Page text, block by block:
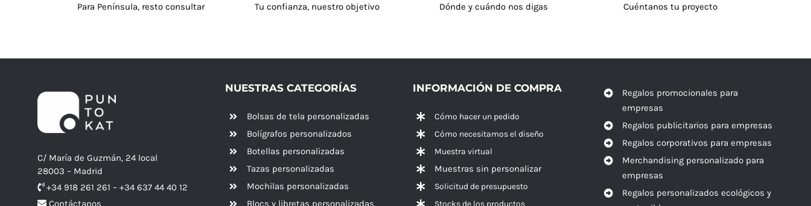
Para Península, resto consultar
Tu confianza, nuestro objetivo
Dónde y cuándo nos digas
Cuéntanos tu proyecto
C/ María de Guzmán, 24 local
28003 – Madrid
+34 918 261 261 – +34 637 44 40 12
Contáctanos
NUESTRAS CATEGORÍAS
Bolsas de tela personalizadas
Bolígrafos personalizados
Botellas personalizadas
Tazas personalizadas
Mochilas personalizadas
Blocs y libretas personalizadas
INFORMACIÓN DE COMPRA
Cómo hacer un pedido
Cómo necesitamos el diseño
Muestra virtual
Muestras sin personalizar
Solicitud de presupuesto
Stocks de los productos
Regalos promocionales para
empresas
Regalos publicitarios para empresas
Regalos corporativos para empresas
Merchandising personalizado para
empresas
Regalos personalizados ecológicos y